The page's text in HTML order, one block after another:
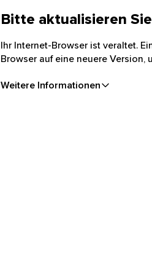
Bitte aktualisieren
Ihr Internet-Browser ist veraltet.
Browser auf eine neuere Version,
Weitere Informationen